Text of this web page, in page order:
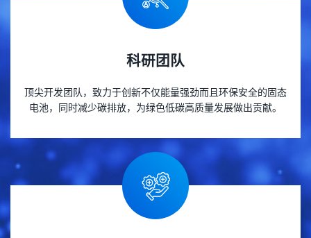
科研团队
顶尖开发团队，致力于创新不仅能量强劲而且环保安全的固态
电池，同时减少碳排放，为绿色低碳高质量发展做出贡献。